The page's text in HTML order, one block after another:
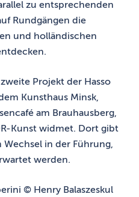
zu entsprechenden
Rundgängen die
und holländischen
Projekt der Hasso
Kunsthaus Minsk,
am Brauhausberg,
Kunst widmet. Dort gibt
Wechsel in der Führung,
werden.
© Henry Balaszeskul